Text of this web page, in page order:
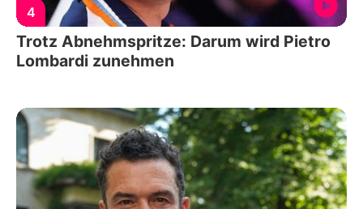
4
Trotz Abnehmspritze: Darum wird Pietro
Lombardi zunehmen